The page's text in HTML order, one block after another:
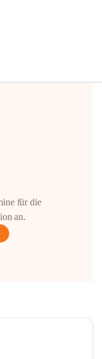
für die
an.